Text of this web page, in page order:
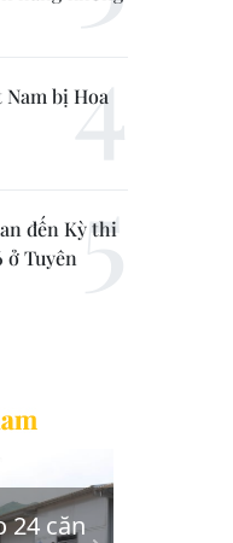
bị Hoa
đến Kỳ thi
Tuyên